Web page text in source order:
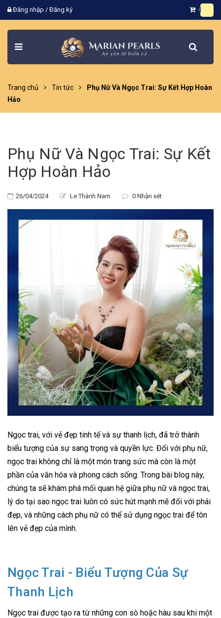
Đăng nhập / Đăng ký
Trang chủ Tin tức
Phụ Nữ Và Ngọc Trai: Sự Kết Hợp Hoàn
Hảo
Phụ Nữ Và Ngọc Trai: Sự Kết
Hợp Hoàn Hảo
26/04/2024 Le Thành Nam 0 Nhận xét
Ngọc trai, với vẻ đẹp tinh tế và sự thanh lịch, đã trở thành
biểu tượng của sự sang trọng và quyền lực. Đối với phụ nữ,
ngọc trai không chỉ là một món trang sức mà còn là một
phần của văn hóa và phong cách sống. Trong bài blog này,
chúng ta sẽ khám phá mối quan hệ giữa phụ nữ và ngọc trai,
lý do tại sao ngọc trai luôn có sức hút mạnh mẽ đối với phái
đẹp, và những cách phụ nữ có thể sử dụng ngọc trai để tôn
lên vẻ đẹp của mình.
Ngọc Trai - Biểu Tượng Của Sự
Thanh Lịch
Ngọc trai được tạo ra từ những con sò hoặc hàu sau khi một